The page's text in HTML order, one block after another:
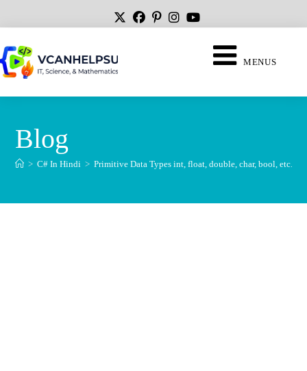
MENUS
Blog
> C# In Hindi > Primitive Data Types int, float, double, char, bool, etc. In